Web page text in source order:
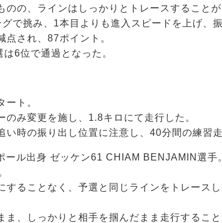
の、ラインはしっかりとトレースすることが
で挑み、1本目よりも進入スピードを上げ、
点され、87ポイント。
6位で通過となった。
ート。
み変更を施し、1.8キロにて走行した。
い時の振り出し位置に注意し、40分間の練習走
ール出身 ゼッケン61 CHIAM BENJAMIN選手
することなく、予選と同じラインをトレース
、しっかりと相手を掴んだまま走行するこ